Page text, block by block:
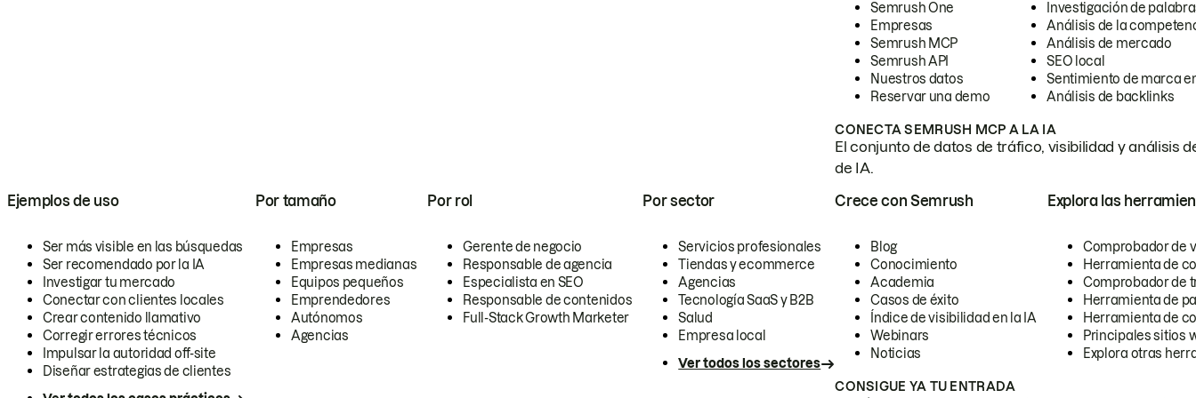
Semrush One
Empresas
Semrush MCP
Semrush API
Nuestros datos
Reservar una demo
Investigación de
Análisis de la
Análisis de mercado
SEO local
Sentimiento de marca
Análisis de backlinks
CONECTA SEMRUSH MCP A LA IA
El conjunto de datos de tráfico, visibilidad y análisis
de IA.
Ejemplos de uso
Ser más visible en las búsquedas
Ser recomendado por la IA
Investigar tu mercado
Conectar con clientes locales
Crear contenido llamativo
Corregir errores técnicos
Impulsar la autoridad off-site
Diseñar estrategias de clientes
Por tamaño
Empresas
Empresas medianas
Equipos pequeños
Emprendedores
Autónomos
Agencias
Por rol
Gerente de negocio
Responsable de agencia
Especialista en SEO
Responsable de contenidos
Full-Stack Growth Marketer
Por sector
Servicios profesionales
Tiendas y ecommerce
Agencias
Tecnología SaaS y B2B
Salud
Empresa local
Ver todos los sectores
Crece con Semrush
Blog
Conocimiento
Academia
Casos de éxito
Índice de visibilidad en la IA
Webinars
Noticias
Explora las
Comprobador de
Herramienta de
Comprobador de
Herramienta de
Herramienta de
Principales sitios
Explora otras
CONSIGUE YA TU ENTRADA